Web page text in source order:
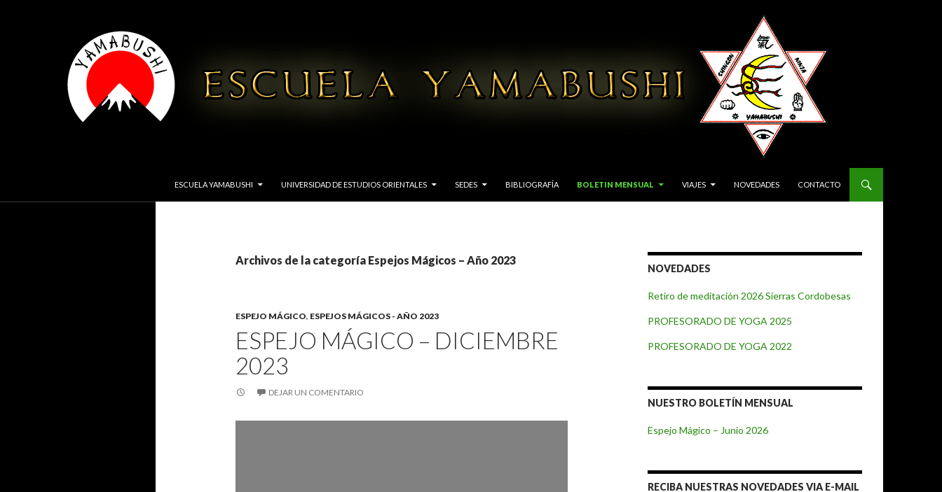
ESCUELA YAMABUSHI
UNIVERSIDAD DE ESTUDIOS ORIENTALES SEDES BIBLIOGRAFÍA BOLETIN MENSUAL VIAJES NOVEDADES CONTACTO
Archivos de la categoría Espejos Mágicos – Año 2023
ESPEJO MÁGICO, ESPEJOS MÁGICOS - AÑO 2023
ESPEJO MÁGICO – DICIEMBRE
2023
DEJAR UN COMENTARIO
NOVEDADES
Retiro de meditación 2026 Sierras Cordobesas
PROFESORADO DE YOGA 2025
PROFESORADO DE YOGA 2022
NUESTRO BOLETÍN MENSUAL
Espejo Mágico – Junio 2026
RECIBA NUESTRAS NOVEDADES VIA E-MAIL
Escuela de disciplinas orientales